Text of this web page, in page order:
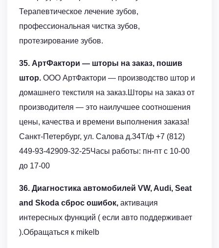
Терапевтическое лечение зубов,
профессиональная чистка зубов,
протезирование зубов.
35. АртФактори — шторы на заказ, пошив
штор. ООО АртФактори — производство штор и
домашнего текстиля на заказ.Шторы на заказ от
производителя — это наилучшее соотношения
цены, качества и времени выполнения заказа!
Санкт-Петербург, ул. Салова д.34Т/ф +7 (812)
449-93-42909-32-25Часы работы: пн-пт с 10-00
до 17-00
36. Диагностика автомобилей VW, Audi, Seat
and Skoda сброс ошибок, активация
интересных функций ( если авто поддерживает
).Обращаться к mikelb